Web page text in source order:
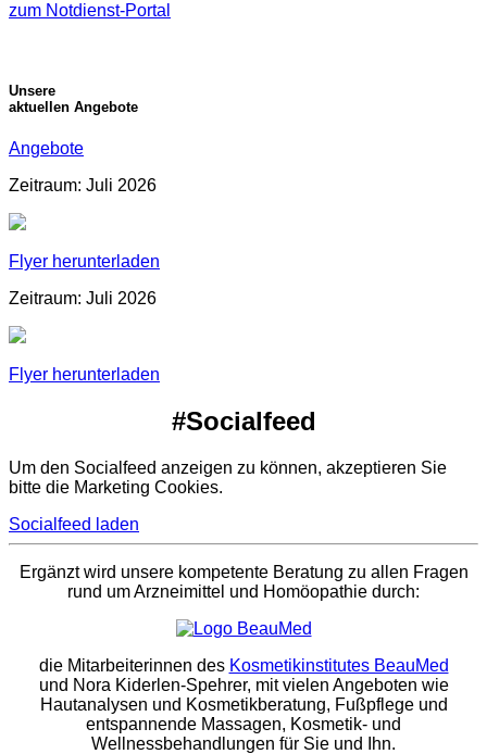
zum Notdienst-Portal
Unsere
aktuellen Angebote
Angebote
Zeitraum: Juli 2026
Flyer herunterladen
Zeitraum: Juli 2026
Flyer herunterladen
#Socialfeed
Um den Socialfeed anzeigen zu können, akzeptieren Sie
bitte die Marketing Cookies.
Socialfeed laden
Ergänzt wird unsere kompetente Beratung zu allen Fragen
rund um Arzneimittel und Homöopathie durch:
die Mitarbeiterinnen des Kosmetikinstitutes BeauMed
und Nora Kiderlen-Spehrer, mit vielen Angeboten wie
Hautanalysen und Kosmetikberatung, Fußpflege und
entspannende Massagen, Kosmetik- und
Wellnessbehandlungen für Sie und Ihn.